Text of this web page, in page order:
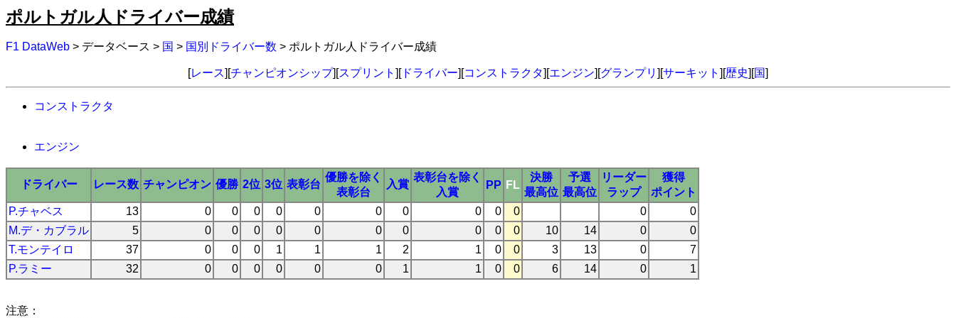
ポルトガル人ドライバー成績
F1 DataWeb > データベース > 国 > 国別ドライバー数 > ポルトガル人ドライバー成績
[レース][チャンピオンシップ][スプリント ][ドライバー][コンストラクタ][エンジン][グランプリ ][サーキット ][歴史][国]
コンストラクタ
エンジン
ドライバー レース数 チャンピオン 優勝 2位 3位 表彰台
優勝を除く
表彰台
入賞
表彰台を除く
入賞
PP FL
決勝
最高位
予選
最高位
リーダー
ラップ
獲得
ポイント
P.チャベス
13 0 0 0 0 0 0 0 0 0 0 0
0
M.デ・カブラル
5 0 0 0 0 0 0 0 0 0 0 10 14 0
0
T.モンテイロ
37 0 0 0 1 1 1 2 1 0 0 3 13 0
7
P.ラミー
32 0 0 0 0 0 0 1 1 0 0 6 14 0 1
注意：